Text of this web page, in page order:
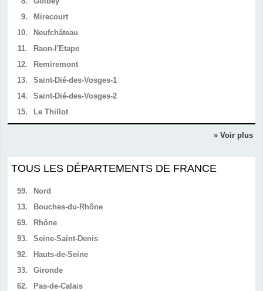
9.
Mirecourt
10.
Neufchâteau
11.
Raon-l'Etape
12.
Remiremont
13.
Saint-Dié-des-Vosges-1
14.
Saint-Dié-des-Vosges-2
15.
Le Thillot
» Voir plus
TOUS LES DÉPARTEMENTS DE FRANCE
59.
Nord
13.
Bouches-du-Rhône
69.
Rhône
93.
Seine-Saint-Denis
92.
Hauts-de-Seine
33.
Gironde
62.
Pas-de-Calais